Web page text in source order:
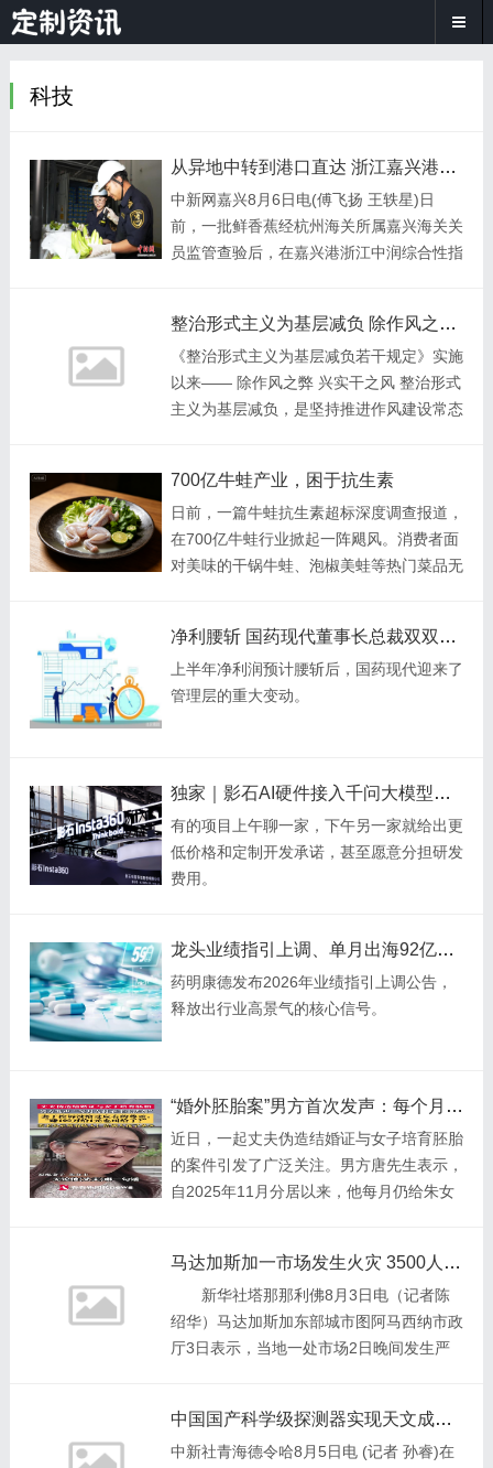
科技
从异地中转到港口直达 浙江嘉兴港进口鲜果突破4万吨
中新网嘉兴8月6日电(傅飞扬 王轶星)日
前，一批鲜香蕉经杭州海关所属嘉兴海关关
员监管查验后，在嘉兴港浙江中润综合性指
以来，嘉兴港累计进
整治形式主义为基层减负 除作风之弊 兴实干之风
《整治形式主义为基层减负若干规定》实施
以来—— 除作风之弊 兴实干之风 整治形式
主义为基层减负，是坚持推进作风建设常态
700亿牛蛙产业，困于抗生素
日前，一篇牛蛙抗生素超标深度调查报道，
在700亿牛蛙行业掀起一阵飓风。消费者面
对美味的干锅牛蛙、泡椒美蛙等热门菜品无
净利腰斩 国药现代董事长总裁双双换人
上半年净利润预计腰斩后，国药现代迎来了
管理层的重大变动。
独家｜影石AI硬件接入千问大模型，模型厂商商战激烈
有的项目上午聊一家，下午另一家就给出更
低价格和定制开发承诺，甚至愿意分担研发
费用。
龙头业绩指引上调、单月出海92亿：创新药进入高确定性兑现年
药明康德发布2026年业绩指引上调公告，
释放出行业高景气的核心信号。
“婚外胚胎案”男方首次发声：每个月都支付了“不菲”的生活费 原配要求明细公开
近日，一起丈夫伪造结婚证与女子培育胚胎
的案件引发了广泛关注。男方唐先生表示，
自2025年11月分居以来，他每月仍给朱女
马达加斯加一市场发生火灾 3500人受灾
新华社塔那那利佛8月3日电（记者陈
绍华）马达加斯加东部城市图阿马西纳市政
厅3日表示，当地一处市场2日晚间发生严
中被烧
中国国产科学级探测器实现天文成像 填补红外观测短板
中新社青海德令哈8月5日电 (记者 孙睿)在